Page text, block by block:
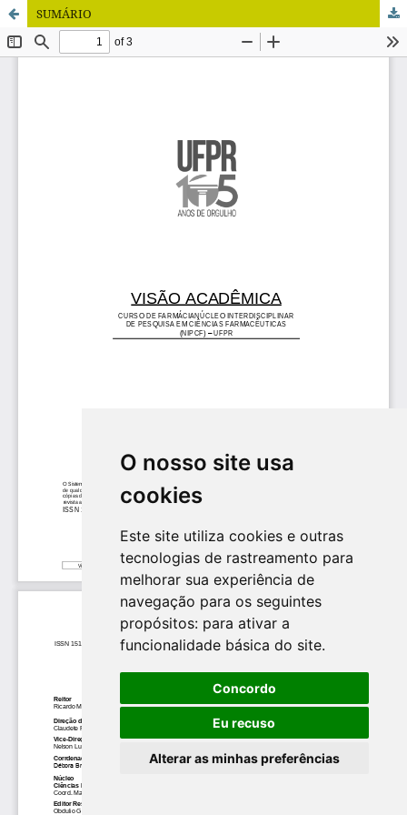
O nosso site usa
cookies
Este site utiliza cookies e outras
tecnologias de rastreamento para
melhorar sua experiência de
navegação para os seguintes
propósitos: para ativar a
funcionalidade básica do site.
Concordo
Eu recuso
Alterar as minhas preferências
SUMÁRIO